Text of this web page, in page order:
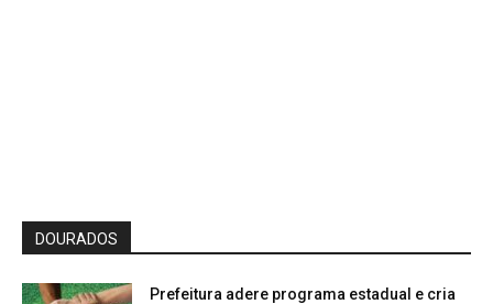
DOURADOS
Prefeitura adere programa estadual e cria